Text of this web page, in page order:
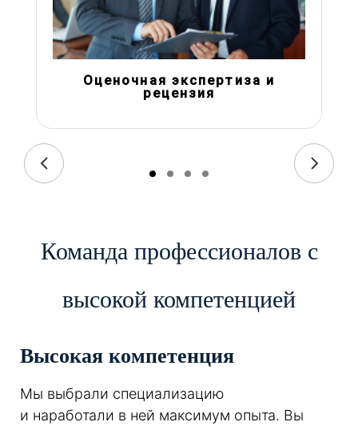
Оценочная экспертиза и
рецензия
Команда профессионалов с
высокой компетенцией
Высокая компетенция
Мы выбрали специализацию
и наработали в ней максимум опыта. Вы